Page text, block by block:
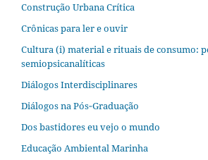
Construção Urbana Crítica
Crônicas para ler e ouvir
Cultura (i) material e rituais de consumo:
semiopsicanalíticas
Diálogos Interdisciplinares
Diálogos na Pós‐Graduação
Dos bastidores eu vejo o mundo
Educação Ambiental Marinha